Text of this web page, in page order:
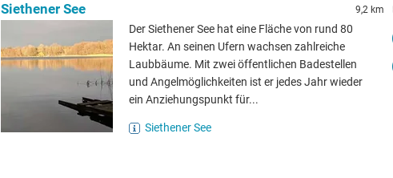
Siethener See 9,2 km
Der Siethener See hat eine Fläche von rund 80
Hektar. An seinen Ufern wachsen zahlreiche
Laubbäume. Mit zwei öffentlichen Badestellen
und Angelmöglichkeiten ist er jedes Jahr wieder
ein Anziehungspunkt für...
Siethener See